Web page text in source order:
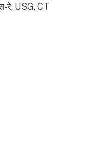
रे, USG, CT